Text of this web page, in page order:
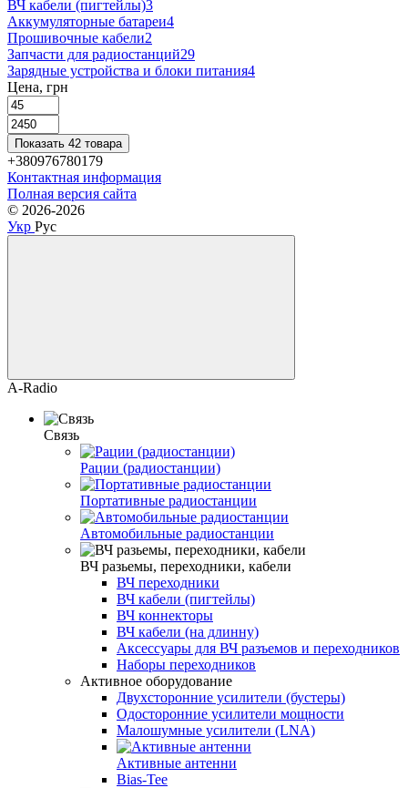
ВЧ кабели (пигтейлы)3
Аккумуляторные батареи4
Прошивочные кабели2
Запчасти для радиостанций29
Зарядные устройства и блоки питания4
Цена, грн
Показать 42 товара
+380976780179
Контактная информация
Полная версия сайта
© 2026-2026
Укр Рус
A-Radio
Связь
Рации (радиостанции)
Портативные радиостанции
Автомобильные радиостанции
ВЧ разьемы, переходники, кабели
ВЧ переходники
ВЧ кабели (пигтейлы)
ВЧ коннекторы
ВЧ кабели (на длинну)
Аксессуары для ВЧ разъемов и переходников
Наборы переходников
Активное оборудование
Двухсторонние усилители (бустеры)
Одосторонние усилители мощности
Малошумные усилители (LNA)
Активные антенни
Bias-Tee